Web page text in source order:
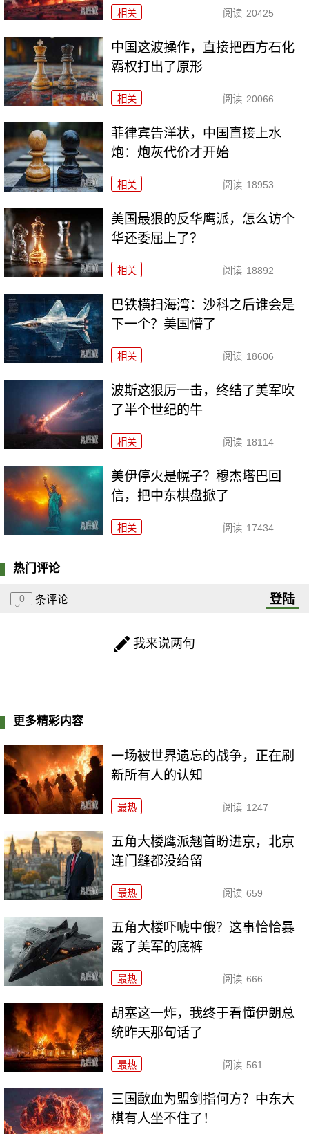
相关 阅读 20425
中国这波操作，直接把西方石化
霸权打出了原形
相关 阅读 20066
菲律宾告洋状，中国直接上水
炮：炮灰代价才开始
相关 阅读 18953
美国最狠的反华鹰派，怎么访个
华还委屈上了？
相关 阅读 18892
巴铁横扫海湾：沙科之后谁会是
下一个？美国懵了
相关 阅读 18606
波斯这狠厉一击，终结了美军吹
了半个世纪的牛
相关 阅读 18114
美伊停火是幌子？穆杰塔巴回
信，把中东棋盘掀了
相关 阅读 17434
热门评论
0 条评论 登陆
我来说两句
更多精彩内容
一场被世界遗忘的战争，正在刷
新所有人的认知
最热 阅读 1247
五角大楼鹰派翘首盼进京，北京
连门缝都没给留
最热 阅读 659
五角大楼吓唬中俄？这事恰恰暴
露了美军的底裤
最热 阅读 666
胡塞这一炸，我终于看懂伊朗总
统昨天那句话了
最热 阅读 561
三国歃血为盟剑指何方？中东大
棋有人坐不住了！